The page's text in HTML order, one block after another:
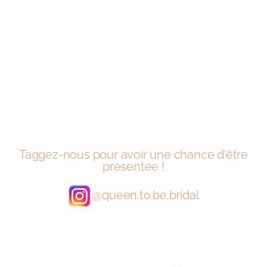
Taggez-nous pour avoir une chance d'être
présentée !
@queen.to.be.bridal